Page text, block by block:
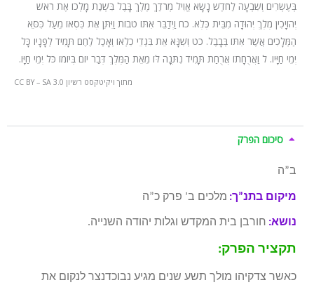
בְּעֶשְׂרִים וְשִׁבְעָה לַחֹדֶשׁ נָשָׂא אֱוִיל מְרֹדַךְ מֶלֶךְ בָּבֶל בִּשְׁנַת מָלְכוֹ אֶת רֹאשׁ
יְהוֹיָכִין מֶלֶךְ יְהוּדָה מִבֵּית כֶּלֶא. כח וַיְדַבֵּר אִתּוֹ טֹבוֹת וַיִּתֵּן אֶת כִּסְאוֹ מֵעַל כִּסֵּא
הַמְּלָכִים אֲשֶׁר אִתּוֹ בְּבָבֶל. כט וְשִׁנָּא אֵת בִּגְדֵי כִלְאוֹ וְאָכַל לֶחֶם תָּמִיד לְפָנָיו כָּל
יְמֵי חַיָּיו. ל וַאֲרֻחָתוֹ אֲרֻחַת תָּמִיד נִתְּנָה לּוֹ מֵאֵת הַמֶּלֶךְ דְּבַר יוֹם בְּיוֹמוֹ כֹּל יְמֵי חַיָּו.
מתוך ויקיטקסט רשיון CC BY – SA 3.0
סיכום הפרק
ב”ה
מיקום בתנ”ך: מלכים ב’ פרק כ”ה
נושא: חורבן בית המקדש וגלות יהודה השנייה.
תקציר הפרק:
כאשר צדקיהו מולך תשע שנים מגיע נבוכדנצר לנקום את